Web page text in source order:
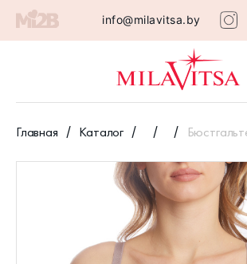
info@milavitsa.by
Главная Каталог